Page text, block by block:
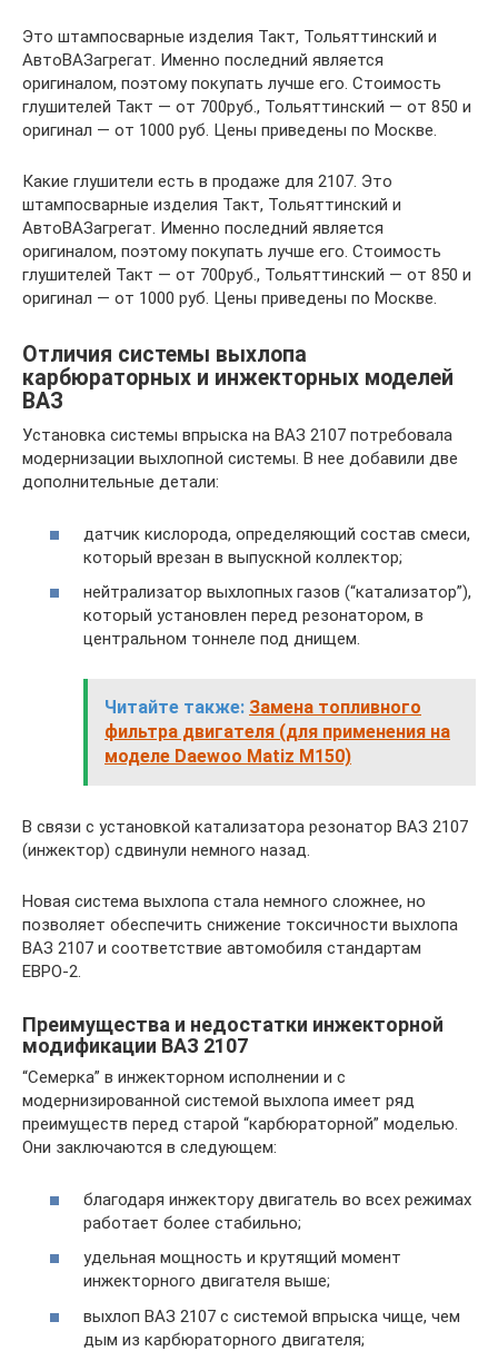
Это штампосварные изделия Такт, Тольяттинский и
АвтоВАЗагрегат. Именно последний является
оригиналом, поэтому покупать лучше его. Стоимость
глушителей Такт — от 700руб., Тольяттинский — от 850 и
оригинал — от 1000 руб. Цены приведены по Москве.
Какие глушители есть в продаже для 2107. Это
штампосварные изделия Такт, Тольяттинский и
АвтоВАЗагрегат. Именно последний является
оригиналом, поэтому покупать лучше его. Стоимость
глушителей Такт — от 700руб., Тольяттинский — от 850 и
оригинал — от 1000 руб. Цены приведены по Москве.
Отличия системы выхлопа
карбюраторных и инжекторных моделей
ВАЗ
Установка системы впрыска на ВАЗ 2107 потребовала
модернизации выхлопной системы. В нее добавили две
дополнительные детали:
датчик кислорода, определяющий состав смеси,
который врезан в выпускной коллектор;
нейтрализатор выхлопных газов (“катализатор”),
который установлен перед резонатором, в
центральном тоннеле под днищем.
Читайте также: Замена топливного
фильтра двигателя (для применения на
моделе Daewoo Matiz M150)
В связи с установкой катализатора резонатор ВАЗ 2107
(инжектор) сдвинули немного назад.
Новая система выхлопа стала немного сложнее, но
позволяет обеспечить снижение токсичности выхлопа
ВАЗ 2107 и соответствие автомобиля стандартам
ЕВРО-2.
Преимущества и недостатки инжекторной
модификации ВАЗ 2107
“Семерка” в инжекторном исполнении и с
модернизированной системой выхлопа имеет ряд
преимуществ перед старой “карбюраторной” моделью.
Они заключаются в следующем:
благодаря инжектору двигатель во всех режимах
работает более стабильно;
удельная мощность и крутящий момент
инжекторного двигателя выше;
выхлоп ВАЗ 2107 с системой впрыска чище, чем
дым из карбюраторного двигателя;